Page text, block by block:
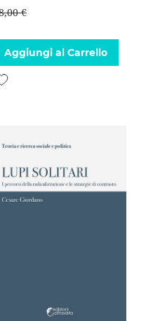
€
Aggiungi al Carrello
Aggiungi alla lista desideri